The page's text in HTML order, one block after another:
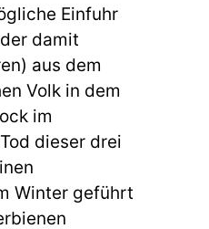
Einfuhr
damit
aus dem
Volk in dem
im
dieser drei
Winter geführt